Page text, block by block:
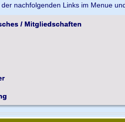
nachfolgenden Links im Menue
/ Mitgliedschaften